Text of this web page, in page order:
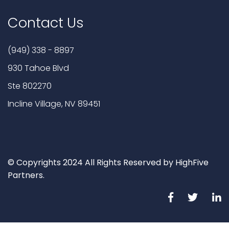
Contact Us
(949) 338 - 8897
930 Tahoe Blvd
Ste 802270
Incline Village, NV 89451
© Copyrights 2024 All Rights Reserved by HighFive
Partners.